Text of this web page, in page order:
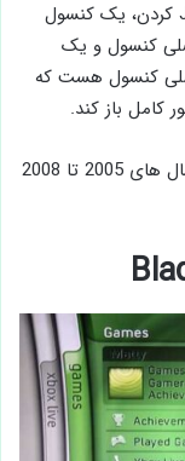
کند. با این حال این روش ساده نبود. برایJtag کردن، یک کنسول
کنسول و یک
کنسول هست که
این داشبورد ملقب به ” Blade ” است و بین سال‌ های 2005 تا 2008